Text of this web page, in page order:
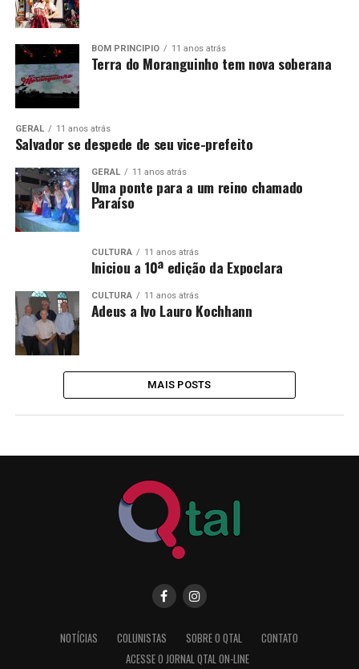
BOM PRINCÍPIO 11 anos atrás
Terra do Moranguinho tem nova soberana
GERAL 11 anos atrás
Salvador se despede de seu vice-prefeito
GERAL 11 anos atrás
Uma ponte para a um reino chamado
Paraíso
CULTURA 11 anos atrás
Iniciou a 10ª edição da Expoclara
CULTURA 11 anos atrás
Adeus a Ivo Lauro Kochhann
MAIS POSTS
NOTÍCIAS COLUNISTAS SOBRE O QTAL
CONTATO
ACESSE O JORNAL QTAL ON-LINE